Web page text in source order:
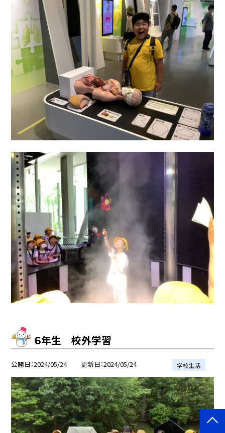
６年生 校外学習
公開日 2024/05/24 更新日 2024/05/24 学校生活